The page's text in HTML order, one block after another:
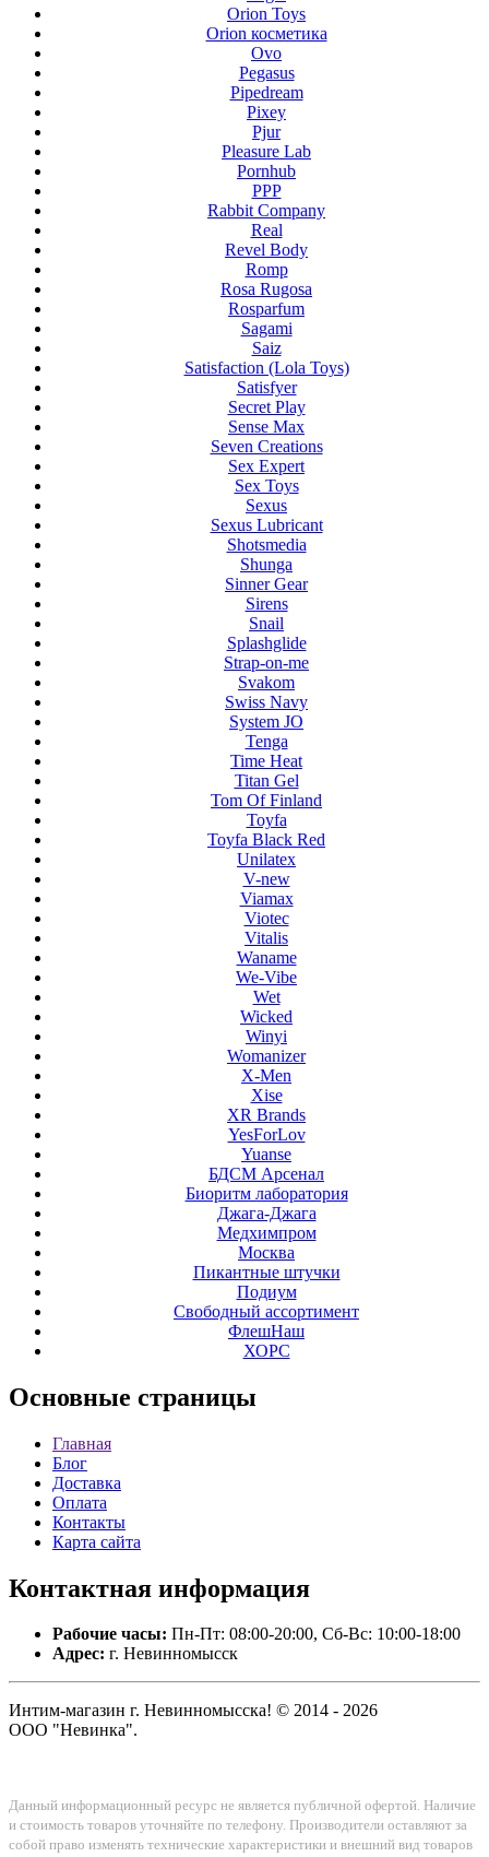
Orion Toys
Orion косметика
Ovo
Pegasus
Pipedream
Pixey
Pjur
Pleasure Lab
Pornhub
PPP
Rabbit Company
Real
Revel Body
Romp
Rosa Rugosa
Rosparfum
Sagami
Saiz
Satisfaction (Lola Toys)
Satisfyer
Secret Play
Sense Max
Seven Creations
Sex Expert
Sex Toys
Sexus
Sexus Lubricant
Shotsmedia
Shunga
Sinner Gear
Sirens
Snail
Splashglide
Strap-on-me
Svakom
Swiss Navy
System JO
Tenga
Time Heat
Titan Gel
Tom Of Finland
Toyfa
Toyfa Black Red
Unilatex
V-new
Viamax
Viotec
Vitalis
Waname
We-Vibe
Wet
Wicked
Winyi
Womanizer
X-Men
Xise
XR Brands
YesForLov
Yuanse
БДСМ Арсенал
Биоритм лаборатория
Джага-Джага
Медхимпром
Москва
Пикантные штучки
Подиум
Свободный ассортимент
ФлешНаш
ХОРС
Основные страницы
Главная
Блог
Доставка
Оплата
Контакты
Карта сайта
Контактная информация
Рабочие часы: Пн-Пт: 08:00-20:00, Сб-Вс: 10:00-18:00
Адрес: г. Невинномысск
Интим-магазин г. Невинномысска! © 2014 - 2026
ООО "Невинка".
Данный информационный ресурс не является публичной офертой. Наличие
и стоимость товаров уточняйте по телефону. Производители оставляют за
собой право изменять технические характеристики и внешний вид товаров